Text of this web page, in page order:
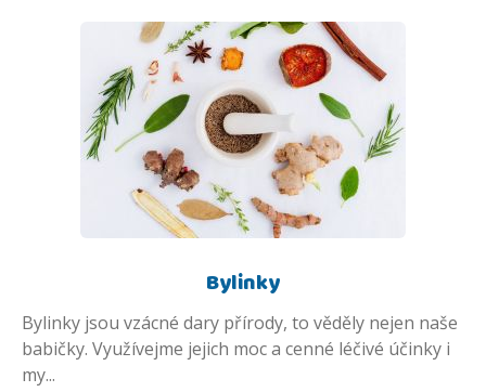
Bylinky
Bylinky jsou vzácné dary přírody, to věděly nejen naše
babičky. Využívejme jejich moc a cenné léčivé účinky i
my...